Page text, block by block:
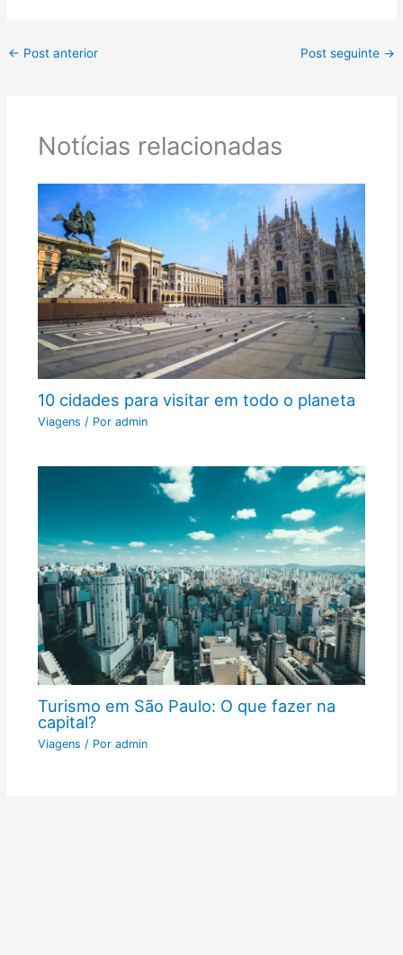
← Post anterior Post seguinte →
Notícias relacionadas
10 cidades para visitar em todo o planeta
Viagens / Por admin
Turismo em São Paulo: O que fazer na
capital?
Viagens / Por admin